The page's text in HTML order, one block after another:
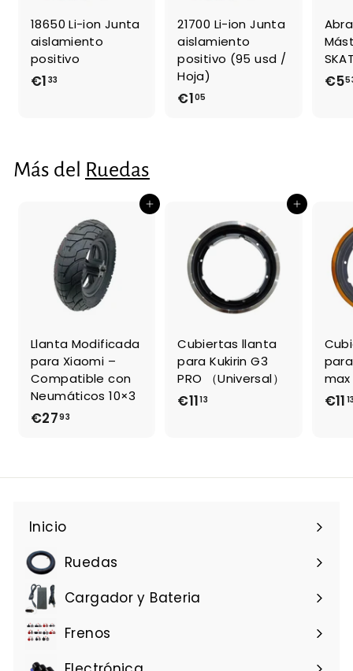
18650 Li-ion Junta
aislamiento
positivo
€1 33
3
21700 Li-ion Junta
aislamiento
positivo (95 usd /
Hoja)
€105
€5
Más del Ruedas
Agregar al carrito
Llanta Modificada
para Xiaomi –
Compatible con
Neumáticos 10×3
€2793
,
Agregar al carrito
Cubiertas llanta
para Kukirin G3
PRO （Universal）
€1113
1
max
€11
Inicio
Ruedas
Cargador y Bateria
Frenos